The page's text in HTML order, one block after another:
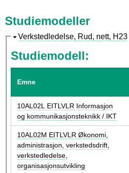
Studiemodeller
S
j
l
Verkstedledelse, Rud, nett, H23
Studiemodell:
Emne
10AL02L EITLVLR Informasjon
og kommunikasjonsteknikk / IKT
10AL02M EITLVLR Økonomi,
administrasjon, verkstedsdrift,
verkstedledelse,
organisasjonsutvikling